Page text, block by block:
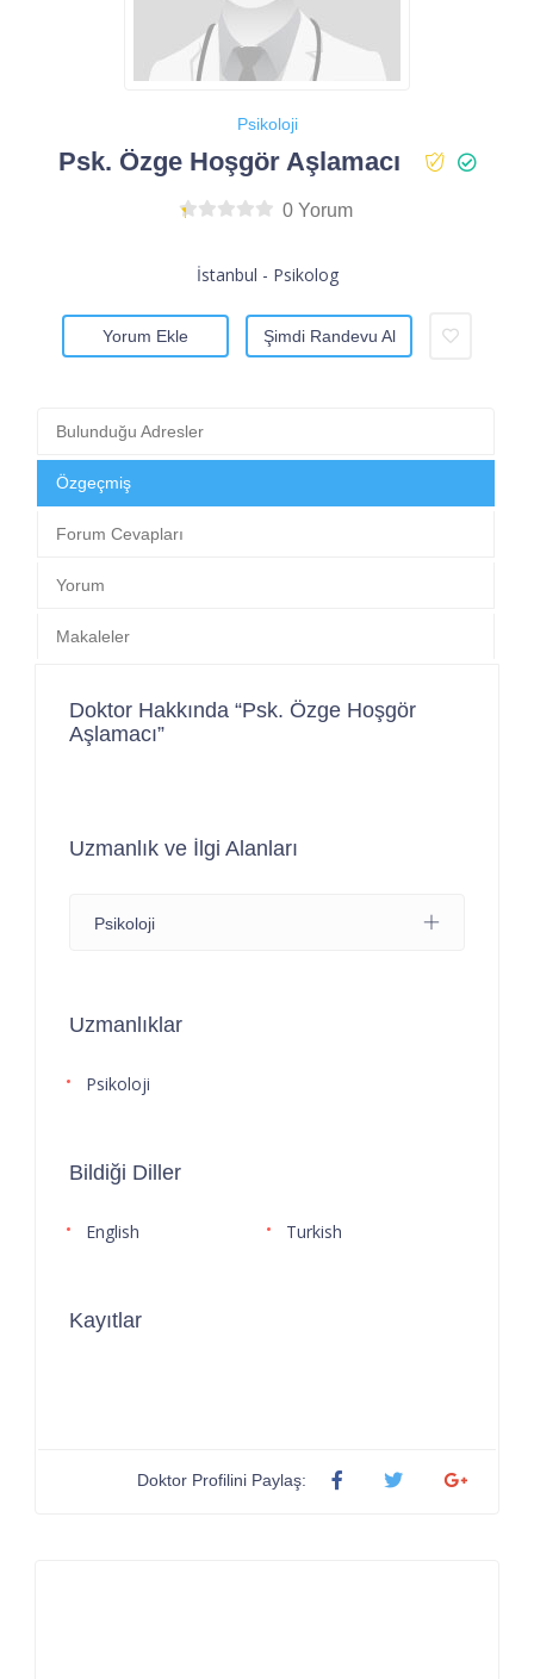
Psikoloji
Psk. Özge Hoşgör Aşlamacı
0 Yorum
İstanbul - Psikolog
Yorum Ekle Şimdi Randevu Al
Bulunduğu Adresler
Özgeçmiş
Forum Cevapları
Yorum
Makaleler
Doktor Hakkında “Psk. Özge Hoşgör
Aşlamacı”
Uzmanlık ve İlgi Alanları
Psikoloji
Uzmanlıklar
Psikoloji
Bildiği Diller
English Turkish
Kayıtlar
Doktor Profilini Paylaş: